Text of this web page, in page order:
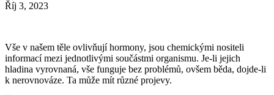
Říj 3, 2023
Vše v našem těle ovlivňují hormony, jsou chemickými nositeli
informací mezi jednotlivými součástmi organismu. Je-li jejich
hladina vyrovnaná, vše funguje bez problémů, ovšem běda, dojde-li
k nerovnováze. Ta může mít různé projevy.